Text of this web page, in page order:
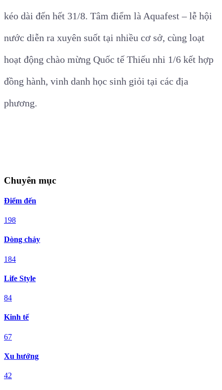
kéo dài đến hết 31/8. Tâm điểm là Aquafest – lễ hội
nước diễn ra xuyên suốt tại nhiều cơ sở, cùng loạt
hoạt động chào mừng Quốc tế Thiếu nhi 1/6 kết hợp
đồng hành, vinh danh học sinh giỏi tại các địa
phương.
Chuyên mục
Điểm đến
198
Dòng chảy
184
Life Style
84
Kinh tế
67
Xu hướng
42